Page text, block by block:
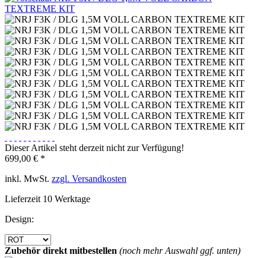
Dieser Artikel steht derzeit nicht zur Verfügung!
699,00 € *
inkl. MwSt. zzgl. Versandkosten
Lieferzeit 10 Werktage
Design:
Zubehör direkt mitbestellen (noch mehr Auswahl ggf. unten)